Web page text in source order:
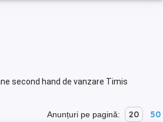
second hand de vanzare Timis
Anunțuri pe pagină: 20 50